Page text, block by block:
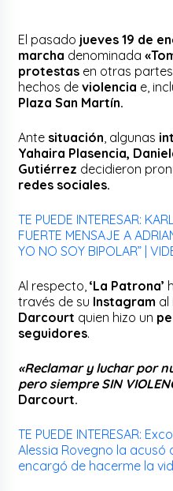
El pasado jueves 19 de
marcha denominada
protestas en otras
hechos deviolencia e,
Plaza San Martín.
Ante situación , algunas
Yahaira Plasencia,
Gutiérrez decidieron
redes sociales.
TE PUEDE INTERESAR:
FUERTE MENSAJE A
YO NO SOY BIPOLAR” |
Al respecto, ‘La Patrona’
través de su Instagram al
Darcourt quien hizo un
seguidores.
«Reclamar y luchar por
pero siempre SIN
Darcourt.
TE PUEDE INTERESAR:
Alessia Rovegno la acusó
encargó de hacerme la